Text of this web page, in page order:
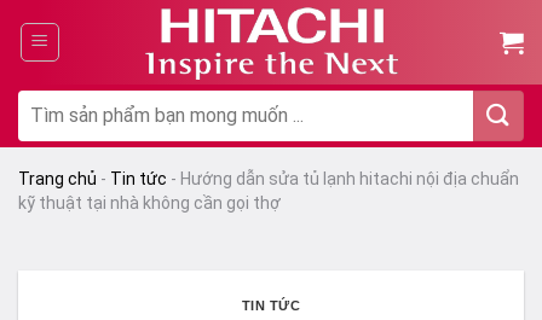
dung
Tìm
Trang chủ - Tin tức - Hướng dẫn sửa tủ lạnh hitachi nội địa chuẩn
kỹ thuật tại nhà không cần gọi thợ
TIN TỨC